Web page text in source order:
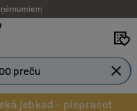
jebkad – pieprasot